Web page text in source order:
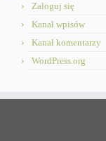
Zaloguj się
Kanał wpisów
Kanał komentarzy
WordPress.org